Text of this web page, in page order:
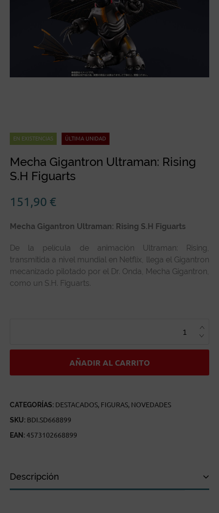
EN EXISTENCIAS ÚLTIMA UNIDAD
Mecha Gigantron Ultraman: Rising
S.H Figuarts
151,90 €
Mecha Gigantron Ultraman: Rising S.H Figuarts
De la película de animación Ultraman: Rising,
transmitida a nivel mundial en Netflix, llega el Gigantron
mecanizado pilotado por el Dr. Onda, Mecha Gigantron,
como un S.H. Figuarts.
FIGUARTS
AÑADIR AL CARRITO
CATEGORÍAS: DESTACADOS, FIGURAS, NOVEDADES
SKU: BDI.SD668899
EAN:4573102668899
Descripción